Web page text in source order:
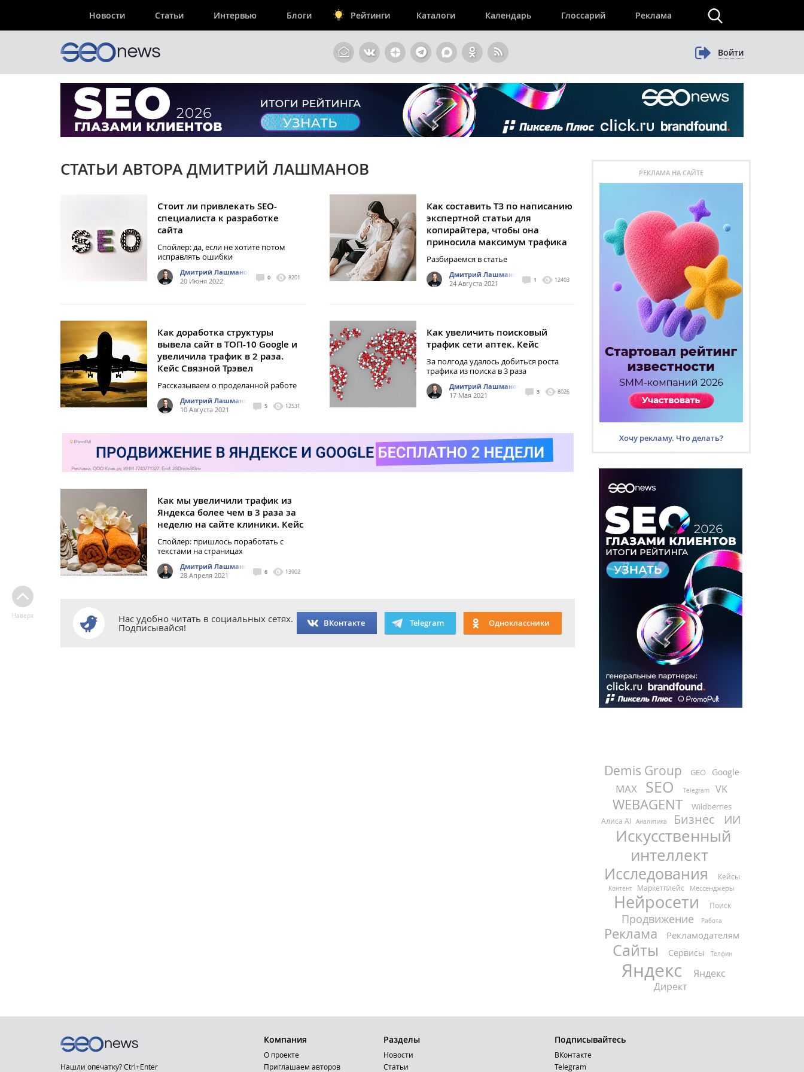
Новости Статьи Интервью Блоги Рейтинги Каталоги Календарь Глоссарий Реклама
Войти
СТАТЬИ АВТОРА ДМИТРИЙ ЛАШМАНОВ
Стоит ли привлекать SEO-
специалиста к разработке
сайта
Спойлер: да, если не хотите потом
исправлять ошибки
Дмитрий Лашманов
20 Июня 2022
0 8201
Как составить ТЗ по написанию
экспертной статьи для
копирайтера, чтобы она
приносила максимум трафика
Разбираемся в статье
Дмитрий Лашманов
24 Августа 2021
1 12403
Как доработка структуры
вывела сайт в ТОП-10 Google и
увеличила трафик в 2 раза.
Кейс Связной Трэвел
Рассказываем о проделанной работе
Дмитрий Лашманов
10 Августа 2021
5 12531
Как увеличить поисковый
трафик сети аптек. Кейс
За полгода удалось добиться роста
трафика из поиска в 3 раза
Дмитрий Лашманов
17 Мая 2021
3 8026
Как мы увеличили трафик из
Яндекса более чем в 3 раза за
неделю на сайте клиники. Кейс
Спойлер: пришлось поработать с
текстами на страницах
Дмитрий Лашманов
28 Апреля 2021
6 13902
Нас удобно читать в социальных сетях.
Подписывайся! ВКонтакте Telegram Одноклассники
Наверх
РЕКЛАМА НА САЙТЕ
Хочу рекламу. Что делать?
Demis Group GEO Google
MAX SEO Telegram VK
WEBAGENT Wildberries
Алиса AI Аналитика Бизнес ИИ
Искусственный
интеллект
Исследования Кейсы
Контент Маркетплейс Мессенджеры
Нейросети Поиск
Продвижение Работа
Реклама Рекламодателям
Сайты Сервисы Телфин
Яндекс
Яндекс
Директ
Нашли опечатку? Ctrl+Enter
Компания
О проекте
Приглашаем авторов
Разделы
Новости
Статьи
Подписывайтесь
ВКонтакте
Telegram